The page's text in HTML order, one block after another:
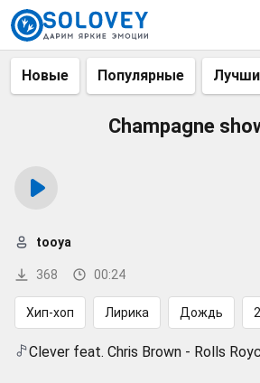
Новые Популярные
Champagne
368 00:24
tooya
Хип-хоп Лирика Дождь
Clever feat. Chris Brown - Rolls